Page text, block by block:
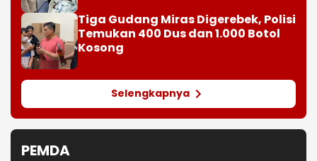
Tiga Gudang Miras Digerebek, Polisi
Temukan 400 Dus dan 1.000 Botol
Kosong
Selengkapnya
PEMDA